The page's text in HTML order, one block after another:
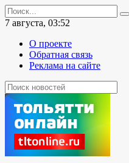
Перейти
к
содержанию
Search
for:
7 августа, 03:52
О проекте
Обратная связь
Реклама на сайте